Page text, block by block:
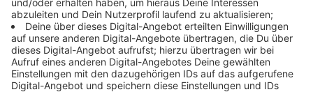
Teams, die sich nicht begegnen dürfen. Sie arbeiten
fünf Tage am Stück und schlafen auch am
Arbeitsplatz. Danach haben sie zehn Tage frei.
Während der Arbeitszeit dürfen die Feuerwehrleute
nur zu Einsätzen die Wache verlassen. Dazwischen